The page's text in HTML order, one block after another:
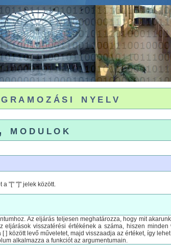
nyelv
modulok
a "[" "]" jelek között.
Az eljárás teljesen meghatározza, hogy mit
eljárások visszatérési értékének a száma, hiszen
] között levő műveletet, majd visszaadja az értéket, így
alkalmazza a funkciót az argumentumain.